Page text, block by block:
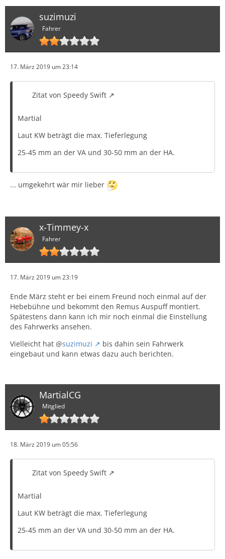
suzimuzi
Fahrer
17. März 2019 um 23:14
Zitat von Speedy Swift
Martial
Laut KW beträgt die max. Tieferlegung
25-45 mm an der VA und 30-50 mm an der HA.
... umgekehrt wär mir lieber
x-Timmey-x
Fahrer
17. März 2019 um 23:19
Ende März steht er bei einem Freund noch einmal auf der
Hebebühne und bekommt den Remus Auspuff montiert.
Spätestens dann kann ich mir noch einmal die Einstellung
des Fahrwerks ansehen.
Vielleicht hat @suzimuzi
bis dahin sein Fahrwerk
eingebaut und kann etwas dazu auch berichten.
MartialCG
Mitglied
18. März 2019 um 05:56
Zitat von Speedy Swift
Martial
Laut KW beträgt die max. Tieferlegung
25-45 mm an der VA und 30-50 mm an der HA.